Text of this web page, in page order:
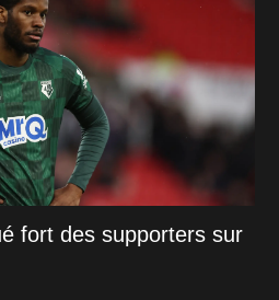
fort des supporters sur